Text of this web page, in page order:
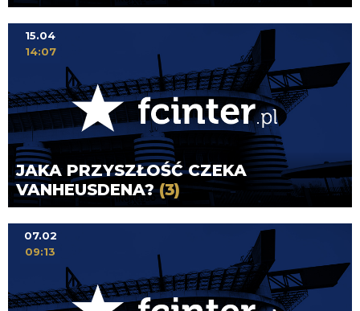
JAKA PRZYSZŁOŚĆ CZEKA
VANHEUSDENA?(3)
15.04
14:07
07.02
09:13